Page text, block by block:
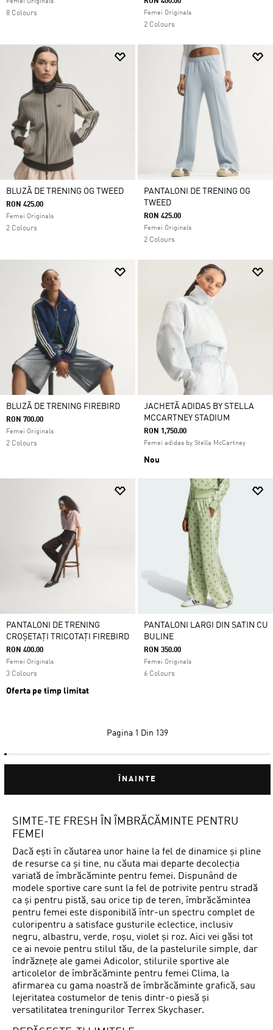
Femei Originals
8 Colours Femei Originals
2 Colours
BLUZĂ DE TRENING OG TWEED
RON 425.00
Femei Originals
2 Colours
PANTALONI DE TRENING OG
TWEED
RON 425.00
Femei Originals
2 Colours
BLUZĂ DE TRENING FIREBIRD
RON 700.00
Femei Originals
2 Colours
JACHETĂ ADIDAS BY STELLA
MCCARTNEY STADIUM
RON 1,750.00
Femei adidas by Stella McCartney
Nou
PANTALONI DE TRENING
CROȘETAȚI TRICOTAȚI FIREBIRD
RON 400.00
Femei Originals
3 Colours
Oferta pe timp limitat
PANTALONI LARGI DIN SATIN CU
BULINE
RON 350.00
Femei Originals
6 Colours
Pagina 1 Din 139
ÎNAINTE
SIMTE-TE FRESH ÎN ÎMBRĂCĂMINTE PENTRU
FEMEI
Dacă ești în căutarea unor haine la fel de dinamice și pline
de resurse ca și tine, nu căuta mai departe decolecția
variată de îmbrăcăminte pentru femei. Dispunând de
modele sportive care sunt la fel de potrivite pentru stradă
ca și pentru pistă, sau orice tip de teren, îmbrăcămintea
pentru femei este disponibilă într-un spectru complet de
culoripentru a satisface gusturile eclectice, inclusiv
negru, albastru, verde, roșu, violet și roz. Aici vei găsi tot
ce ai nevoie pentru stilul tău, de la pastelurile simple, dar
îndrăznețe ale gamei Adicolor, stilurile sportive ale
articolelor de îmbrăcăminte pentru femei Clima, la
afirmarea cu gama noastră de îmbrăcăminte grafică, sau
lejeritatea costumelor de tenis dintr-o piesă și
versatilitatea treningurilor Terrex Skychaser.